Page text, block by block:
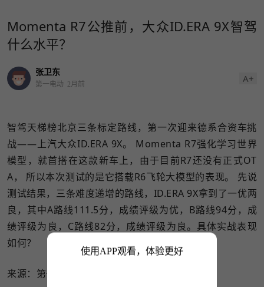
Momenta R7公推前，大众ID.ERA 9X智驾
什么水平？
张卫东
第一电动 2月前 A+
智驾天梯榜北京三条标定路线，第一次迎来德系合资车挑
战——上汽大众ID.ERA 9X。 Momenta R7强化学习世界
模型，就首搭在这款新车上，由于目前R7还没有正式OT
A， 所以本次测试的是它搭载R6飞轮大模型的表现。 先说
测试结果，三条难度递增的路线，ID.ERA 9X拿到了一优两
良，其中A路线111.5分，成绩评级为优，B路线94分，成
绩评级为良，C路线82分，成绩评级为良。具体实战表现
如何？
来源：第一电动网
使用APP观看，体验更好